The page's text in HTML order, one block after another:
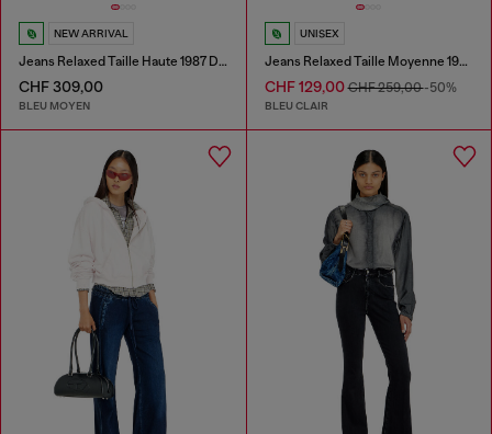
NEW ARRIVAL
Jeans Relaxed Taille Haute 1987 D-Khelz
CHF 309,00
BLEU MOYEN
UNISEX
Jeans Relaxed Taille Moyenne 1997 D-Enim-M
CHF 129,00CHF 259,00-50%
BLEU CLAIR